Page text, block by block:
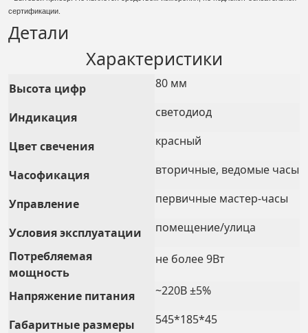
сертификации.
Детали
Характеристики
Высота цифр 80 мм
Индикация светодиод
Цвет свечения красный
Часофикация вторичные, ведомые часы
Управление первичные мастер-часы
Условия эксплуатации
помещение/улица
Потребляемая
мощность
не более 9Вт
Напряжение питания ~220В ±5%
Габаритные размеры 545*185*45